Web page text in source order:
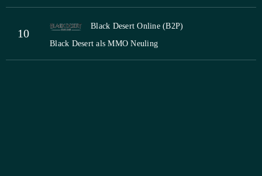
10
Black Desert Online (B2P)
Black Desert als MMO Neuling